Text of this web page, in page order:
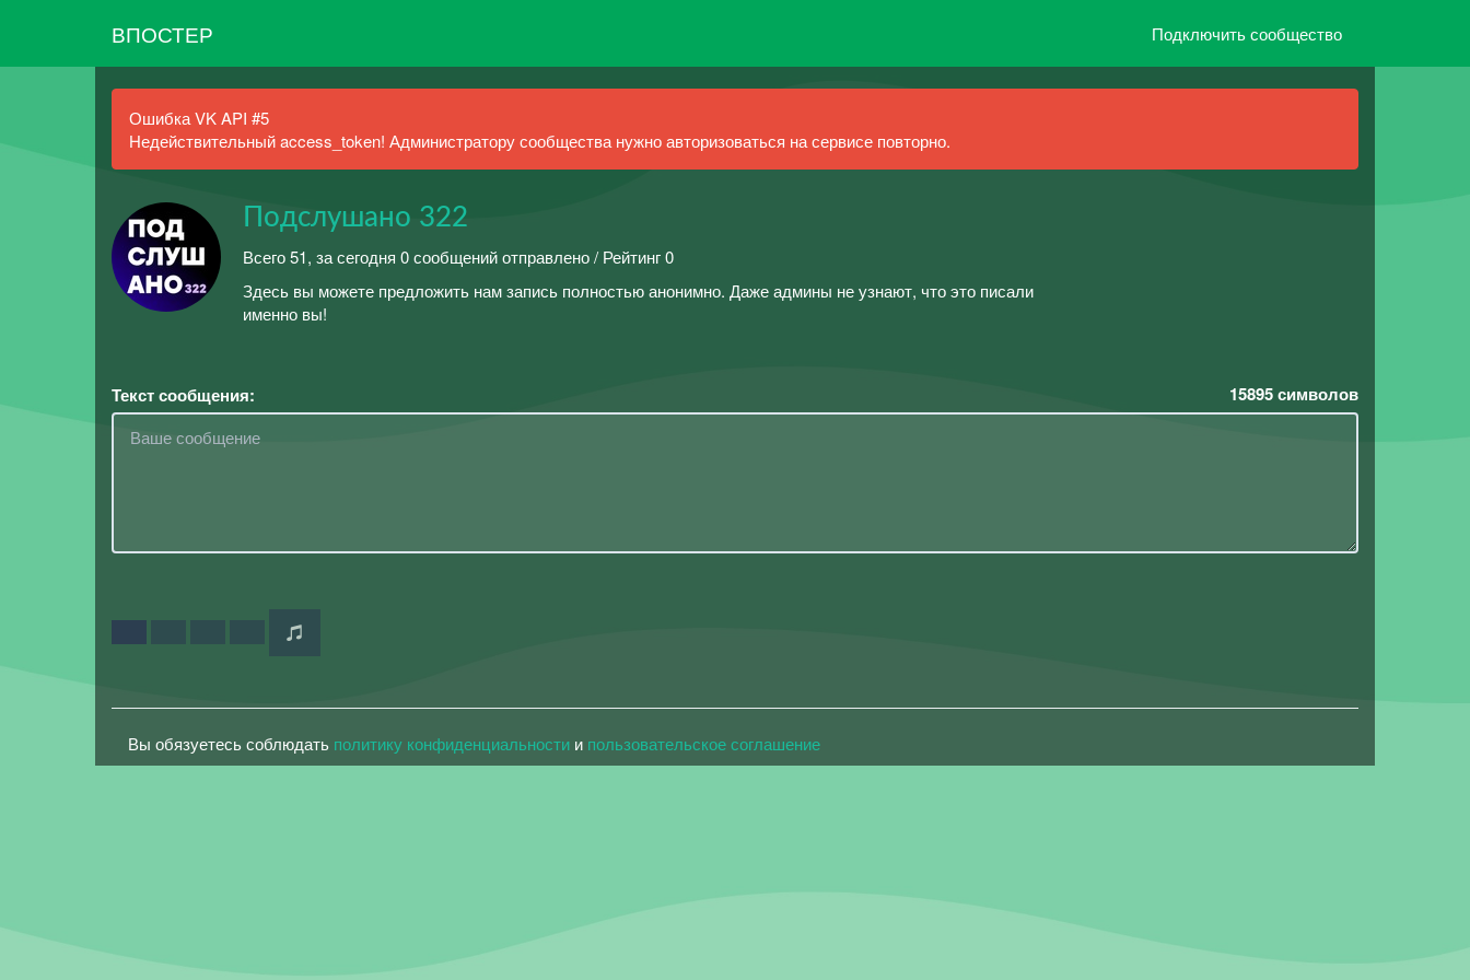
ВПОСТЕР Подключить сообщество
Ошибка VK API #5
Недействительный access_token! Администратору сообщества нужно авторизоваться на сервисе повторно.
Подслушано 322
Всего 51, за сегодня 0 сообщений отправлено / Рейтинг 0
Здесь вы можете предложить нам запись полностью анонимно. Даже админы не узнают, что это писали
именно вы!
Текст сообщения: 15895символов
Вы обязуетесь соблюдать политику конфиденциальности и пользовательское соглашение